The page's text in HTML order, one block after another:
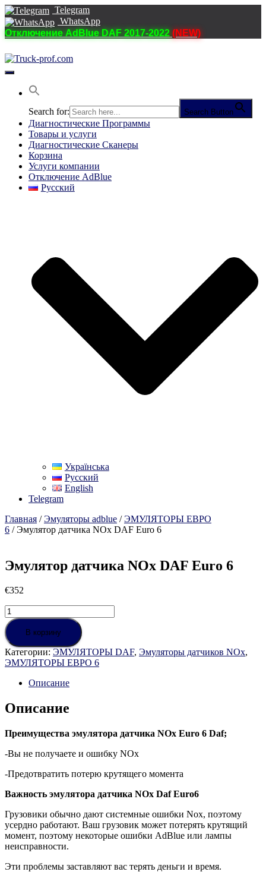
Telegram
WhatsApp
Отключение AdBlue DAF 2017-2022 (NEW)
Переключить
навигацию
Search for: Search Button
Диагностические Программы
Товары и услуги
Диагностические Сканеры
Корзина
Услуги компании
Отключение AdBlue
Русский
Українська
Русский
English
Telegram
Главная /Эмуляторы adblue /ЭМУЛЯТОРЫ ЕВРО
6 / Эмулятор датчика NOx DAF Euro 6
Эмулятор датчика NOx DAF Euro 6
€352
Количество
товара
Эмулятор
датчика
NOx
DAF
В корзину
Категории: ЭМУЛЯТОРЫ DAF, Эмуляторы датчиков NOx,
ЭМУЛЯТОРЫ ЕВРО 6
Описание
Описание
Преимущества эмулятора датчика NOx Euro 6 Daf;
-Вы не получаете и ошибку NOx
-Предотвратить потерю крутящего момента
Важность эмулятора датчика NOx Daf Euro6
Грузовики обычно дают системные ошибки Nox, поэтому
усердно работают. Ваш грузовик может потерять крутящий
момент, поэтому некоторые ошибки AdBlue или лампы
неисправности.
Эти проблемы заставляют вас терять деньги и время.